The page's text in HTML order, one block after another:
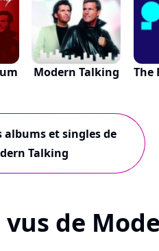
Modern Talking The
albums et singles de
Talking
de